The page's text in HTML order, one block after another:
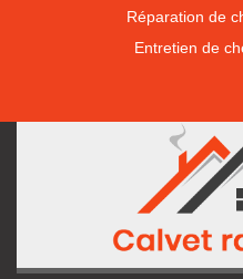
Réparation de
Entretien de